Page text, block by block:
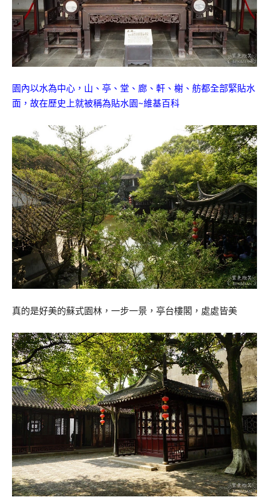
園內以水為中心，山、亭、堂、廊、軒、榭、舫都全部緊貼水
面，故在歷史上就被稱為貼水園~維基百科
真的是好美的蘇式園林，一步一景，亭台樓閣，處處皆美